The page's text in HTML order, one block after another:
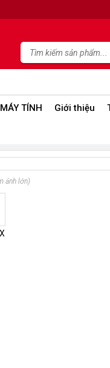
TÍNH Giới thiệu
ảnh lớn)